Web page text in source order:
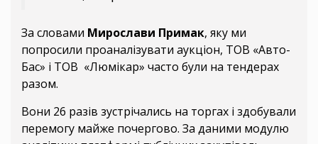
За словами Мирослави Примак, яку ми
попросили проаналізувати аукціон, ТОВ «Авто-
Бас» і ТОВ «Люмікар» часто були на тендерах
разом.
Вони 26 разів зустрічались на торгах і здобували
перемогу майже почергово. За даними модулю